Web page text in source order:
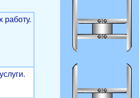
работу.